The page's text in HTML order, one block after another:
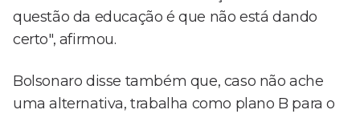
questão da educação é que não está dando
certo", afirmou.
Bolsonaro disse também que, caso não ache
uma alternativa, trabalha como plano B para o